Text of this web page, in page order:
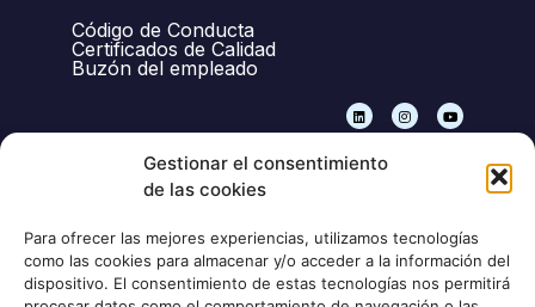
Gestionar el consentimiento
de las cookies
Para ofrecer las mejores experiencias, utilizamos tecnologías
como las cookies para almacenar y/o acceder a la información del
dispositivo. El consentimiento de estas tecnologías nos permitirá
Código de Conducta
Certificados de Calidad
Buzón del empleado